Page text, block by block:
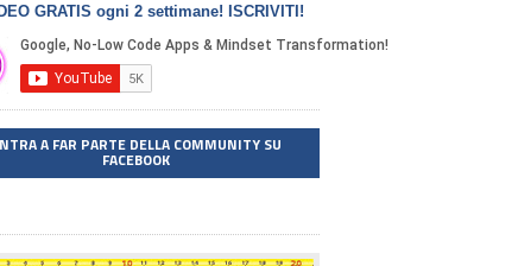
GRATIS ogni 2 settimane! ISCRIVITI!
A FAR PARTE DELLA COMMUNITY SU
FACEBOOK